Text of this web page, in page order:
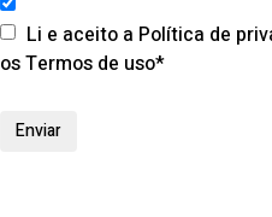
Li e aceito a Política de
os Termos de uso*